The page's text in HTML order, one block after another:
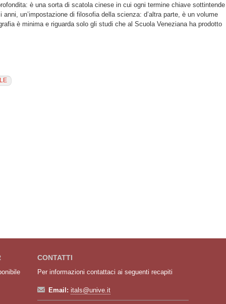
è una sorta di scatola cinese in cui ogni termine chiave sottintende
un’impostazione di filosofia della scienza: d’altra parte, è un volume
è minima e riguarda solo gli studi che al Scuola Veneziana ha prodotto
CONTATTI
Per informazioni contattaci ai seguenti recapiti
Email: itals@unive.it